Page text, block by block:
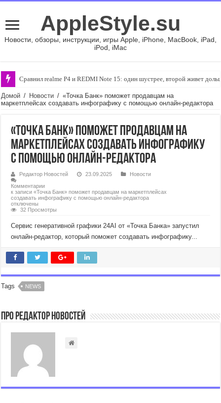
AppleStyle.su
Новости, обзоры, инструкции, игры Apple, iPhone, MacBook, iPad,
iPod, iMac
Сравнил realme P4 и REDMI Note 15: один шустрее, второй живет
Домой / Новости / «Точка Банк» поможет продавцам на
маркетплейсах создавать инфографику с помощью онлайн-редактора
«Точка Банк» поможет продавцам на
маркетплейсах создавать инфографику
с помощью онлайн-редактора
Редактор Новостей 23.09.2025
Новости
Комментарии
к записи «Точка Банк» поможет продавцам на маркетплейсах
создавать инфографику с помощью онлайн-редактора
отключены
32 Просмотры
Сервис генеративной графики 24AI от «Точка Банка» запустил
онлайн-редактор, который поможет создавать инфографику...
Tags NEWS
Про Редактор Новостей